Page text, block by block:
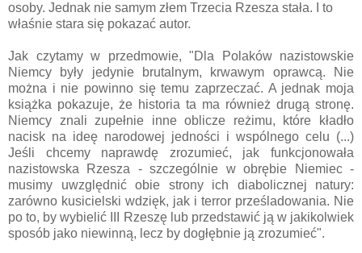
osoby. Jednak nie samym złem Trzecia Rzesza stała. I to
właśnie stara się pokazać autor.
Jak czytamy w przedmowie, "Dla Polaków nazistowskie
Niemcy były jedynie brutalnym, krwawym oprawcą. Nie
można i nie powinno się temu zaprzeczać. A jednak moja
książka pokazuje, że historia ta ma również drugą stronę.
Niemcy znali zupełnie inne oblicze reżimu, które kładło
nacisk na ideę narodowej jedności i wspólnego celu (...)
Jeśli chcemy naprawdę zrozumieć, jak funkcjonowała
nazistowska Rzesza - szczególnie w obrębie Niemiec -
musimy uwzględnić obie strony ich diabolicznej natury:
zarówno kusicielski wdzięk, jak i terror prześladowania. Nie
po to, by wybielić III Rzeszę lub przedstawić ją w jakikolwiek
sposób jako niewinną, lecz by dogłębnie ją zrozumieć".